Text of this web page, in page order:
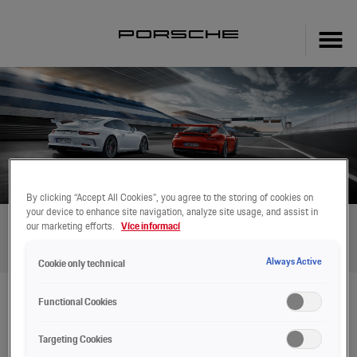
Aktuální nabídky servisu
Race Check
By clicking “Accept All Cookies”, you agree to the storing of cookies on
your device to enhance site navigation, analyze site usage, and assist in
our marketing efforts. Více informací
Cookie only technical Always Active
Functional Cookies
Targeting Cookies